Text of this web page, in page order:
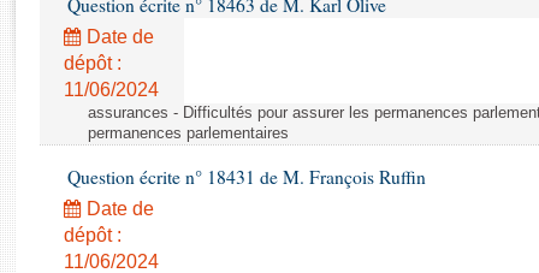
Rapports d'enquête
Rapports législatifs
Rapports sur l'application des lois
Baromètre de l’application des lois
Budget et sécurité sociale
Questions écrites et orales
Comptes rendus des débats
Question écrite n° 18463 de M. Karl Olive
Date de
dépôt :
11/06/2024
assurances - Difficultés pour assurer les permanences
permanences parlementaires
Question écrite n° 18431 de M. François Ruffin
Date de
dépôt :
11/06/2024